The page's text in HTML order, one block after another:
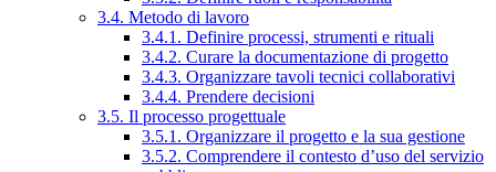
3.4. Metodo di lavoro
3.4.1. Definire processi, strumenti e rituali
3.4.2. Curare la documentazione di progetto
3.4.3. Organizzare tavoli tecnici collaborativi
3.4.4. Prendere decisioni
3.5. Il processo progettuale
3.5.1. Organizzare il progetto e la sua gestione
3.5.2. Comprendere il contesto d’uso del servizio